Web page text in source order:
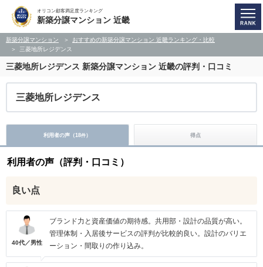
オリコン顧客満足度ランキング
新築分譲マンション 近畿
新築分譲マンション
おすすめの新築分譲マンション 近畿ランキング・比較
三菱地所レジデンス
三菱地所レジデンス 新築分譲マンション 近畿の評判・口コミ
三菱地所レジデンス
利用者の声（18件） 得点
利用者の声（評判・口コミ）
良い点
40代／男性
ブランド力と資産価値の期待感。共用部・設計の品質が高い。
管理体制・入居後サービスの評判が比較的良い。設計のバリエ
ーション・間取りの作り込み。